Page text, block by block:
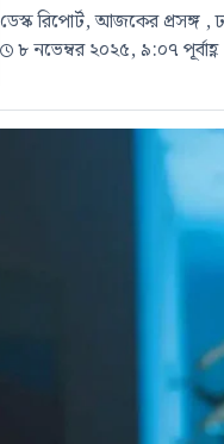
ডেস্ক রিপোর্ট, আজকের প্রসঙ্গ ,
৮ নভেম্বর ২০২৫, ৯:০৭ পূর্বাহ্ণ